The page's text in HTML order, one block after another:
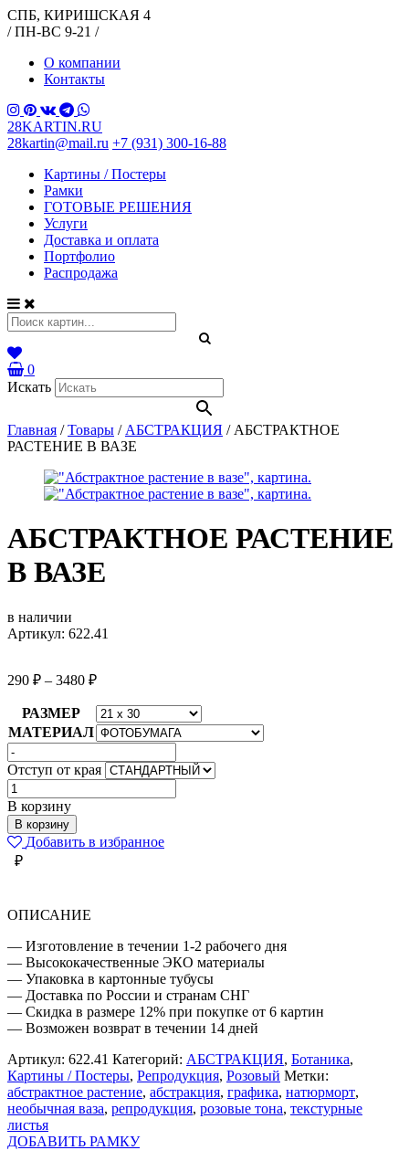
СПБ, КИРИШСКАЯ 4
/ ПН-ВС 9-21 /
О компании
Контакты
28KARTIN.RU
28kartin@mail.ru +7 (931) 300-16-88
Картины / Постеры
Рамки
ГОТОВЫЕ РЕШЕНИЯ
Услуги
Доставка и оплата
Портфолио
Распродажа
0
Искать
Главная /Товары / АБСТРАКЦИЯ / АБСТРАКТНОЕ
РАСТЕНИЕ В ВАЗЕ
АБСТРАКТНОЕ РАСТЕНИЕ
В ВАЗЕ
в наличии
Артикул: 622.41
290 ₽ – 3480 ₽
РАЗМЕР
МАТЕРИАЛ
Отступ от края
Количество
товара
АБСТРАКТНОЕ
РАСТЕНИЕ
В
ВАЗЕ
В корзину
В корзину
Добавить в избранное
₽
ОПИСАНИЕ
— Изготовление в течении 1-2 рабочего дня
— Высококачественные ЭКО материалы
— Упаковка в картонные тубусы
— Доставка по России и странам СНГ
— Скидка в размере 12% при покупке от 6 картин
— Возможен возврат в течении 14 дней
Артикул: 622.41 Категорий: АБСТРАКЦИЯ, Ботаника,
Картины / Постеры, Репродукция, Розовый Метки:
абстрактное растение, абстракция, графика, натюрморт,
необычная ваза, репродукция, розовые тона, текстурные
листья
ДОБАВИТЬ РАМКУ